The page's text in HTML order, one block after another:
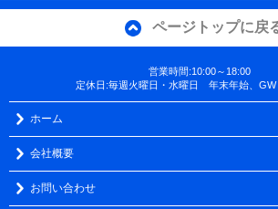
ページトップに戻
営業時間:10:00～18:00
定休日:毎週火曜日・水曜日 年末年始、GW
ホーム
会社概要
お問い合わせ